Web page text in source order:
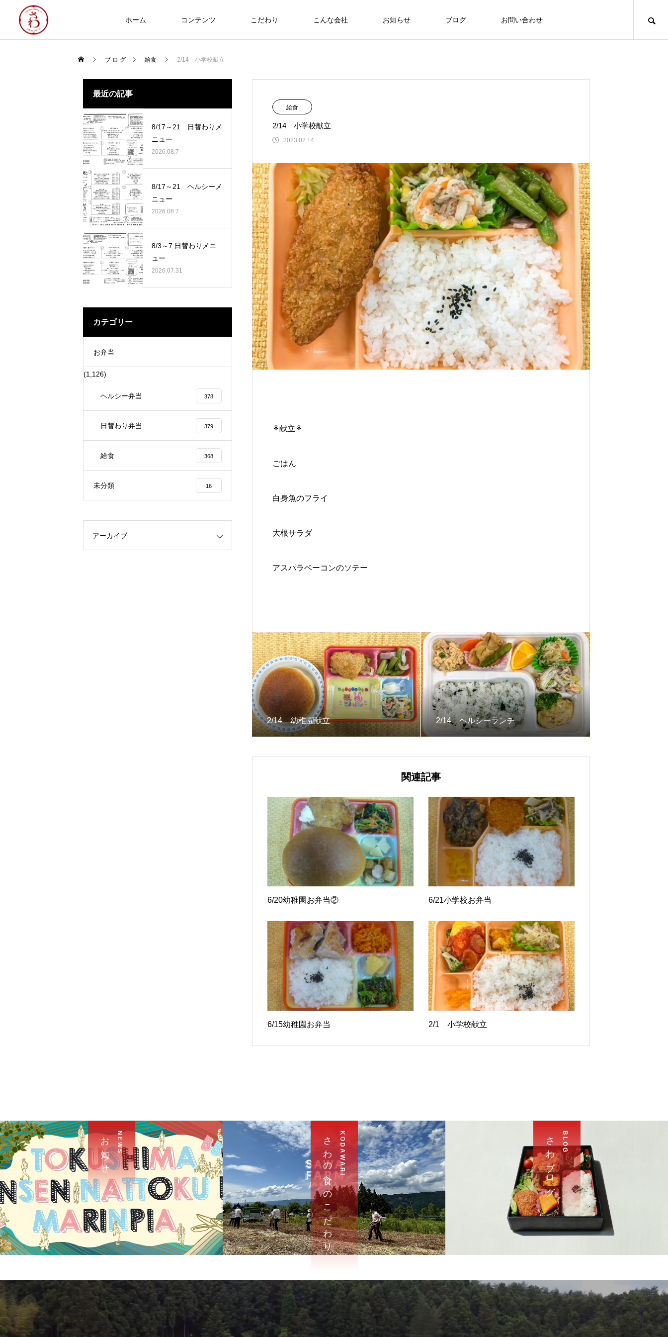
ホーム コンテンツ こだわり こんな会社 お知らせ ブログ お問い合わせ
藍の定植に 行って来ました。
Thoughts on
2025年 食品衛生優良施設 厚生労働大臣賞受
賞 表彰を賜りました。
道の駅いたの 「いたの88サロン」 5月5日に家賀で藍の定植に 行って来ま
さわおせち2026
食への知識
6月22日（日）🇹🇭🇻🇳アジアンフェア
🇹🇼🇰🇷開催
食への知識
外国人社員の親睦会
NEW
8/17～21 日替わりメニュー
2026.08.07
NEW
8/17～21 ヘルシーメニュー
2026.08.07
8/3～7 ヘルシーメニュー
2026.07.31
ブ ロ グ 給食 2/14 小学校献立
給食
2/14 小学校献立
2023.02.14
⚘献立⚘
ごはん
白身魚のフライ
大根サラダ
アスパラベーコンのソテー
2/14 幼稚園献立 2/14 ヘルシーランチ
関連記事
6/20幼稚園お弁当② 6/21小学校お弁当
6/15幼稚園お弁当 2/1 小学校献立
最近の記事
8/17～21 日替わりメ
ニュー
2026.08.7
8/17～21 ヘルシーメ
ニュー
2026.08.7
8/3～7 日替わりメニ
ュー
2026.07.31
カテゴリー
お弁当
(1,126)
ヘルシー弁当 378
日替わり弁当 379
給食 368
未分類 16
アーカイブ
N E W S
お 知 ら せ K O D A W A R I
さ わ の 食 へ の こ だ わ り B L O G
さ わ ブ ロ グ